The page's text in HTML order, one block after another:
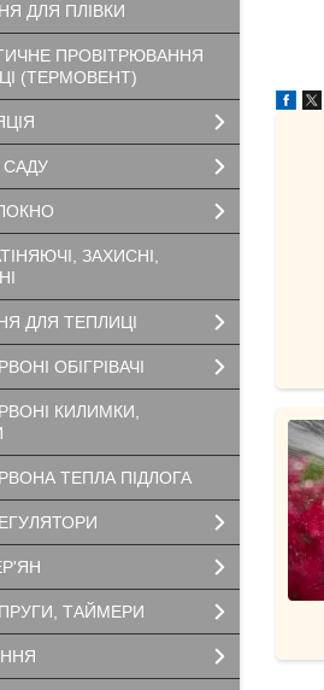
ДЛЯ ПЛІВКИ
ПРОВІТРЮВАННЯ
(ТЕРМОВЕНТ)
САДУ
ЗАХИСНІ,
ДЛЯ ТЕПЛИЦІ
ОБІГРІВАЧІ
КИЛИМКИ,
ТЕПЛА ПІДЛОГА
ТАЙМЕРИ